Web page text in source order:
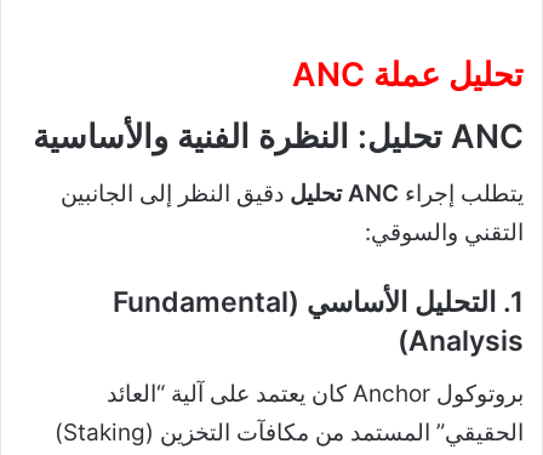
تحليل عملة ANC
ANC تحليل: النظرة الفنية والأساسية
يتطلب إجراء ANC تحليل
دقيق النظر إلى الجانبين
التقني والسوقي:
1. التحليل الأساسي (Fundamental
Analysis)
بروتوكول Anchor كان يعتمد على آلية “العائد
الحقيقي” المستمد من مكافآت التخزين (Staking)